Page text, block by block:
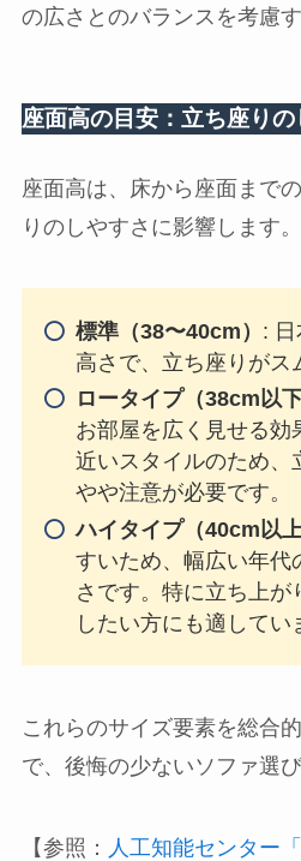
の広さとのバランスを考慮
座面高の目安：立ち座りの
座面高は、床から座面まで
りのしやすさに影響します。
標準（38〜40cm） :
高さで、立ち座りがス
ロータイプ（38cm以下
お部屋を広く見せる効
近いスタイルのため、
やや注意が必要です。
ハイタイプ（40cm以上
すいため、幅広い年代
さです。特に立ち上が
したい方にも適してい
これらのサイズ要素を総合
で、後悔の少ないソファ選
【参照： 人工知能センター